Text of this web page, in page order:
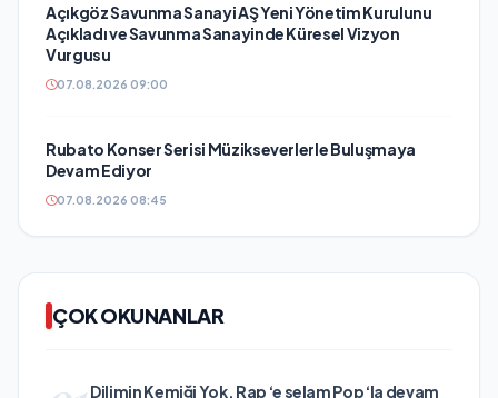
Açıkgöz Savunma Sanayi AŞ Yeni Yönetim Kurulunu
Açıkladı ve Savunma Sanayinde Küresel Vizyon
Vurgusu
07.08.2026 09:00
Rubato Konser Serisi Müzikseverlerle Buluşmaya
Devam Ediyor
07.08.2026 08:45
ÇOK OKUNANLAR
Dilimin Kemiği Yok. Rap ‘e selam Pop ‘la devam